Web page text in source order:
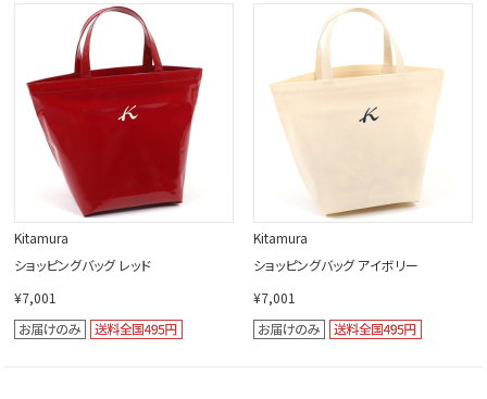
Kitamura
ショッピングバッグ レッド
¥7,001
Kitamura
ショッピングバッグ アイボリー
¥7,001